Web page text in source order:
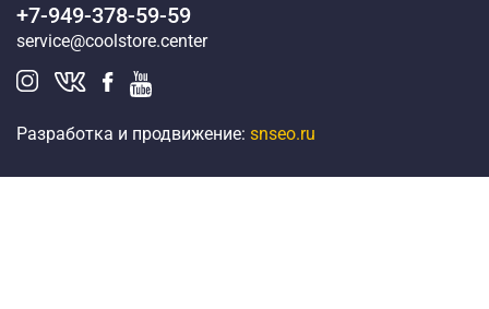
+7-949-378-59-59
service@coolstore.center
Разработка и продвижение: snseo.ru